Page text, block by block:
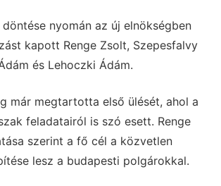
nyomán az új elnökségben
kapott Renge Zsolt, Szepesfalvy
és Lehoczki Ádám.
már megtartotta első ülését, ahol a
feladatairól is szó esett. Renge
szerint a fő cél a közvetlen
lesz a budapesti polgárokkal.